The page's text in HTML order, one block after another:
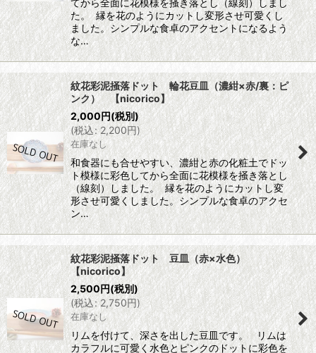
た。 縁を花のようにカットし変形させ可愛くし
ました。シンプルな食卓のアクセントになるよう
な…
紋花彩泥掻落ドット 輪花豆皿（濃紺×赤/裏：ピ
ンク） 【nicorico】
2,000円(税別)
(税込: 2,200円)
在庫なし
和食器にも合せやすい、濃紺と赤の化粧土でドッ
ト模様に彩色してから全面に花模様を掻き落とし
（線刻）しました。 縁を花のようにカットし変
形させ可愛くしました。シンプルな食卓のアクセ
ン…
紋花彩泥掻落ドット 豆皿（赤×水色）
【nicorico】
2,500円(税別)
(税込: 2,750円)
在庫なし
リムを付けて、深さを出した豆皿です。 リムは
カラフルに可愛く水色とピンクのドットに彩色を